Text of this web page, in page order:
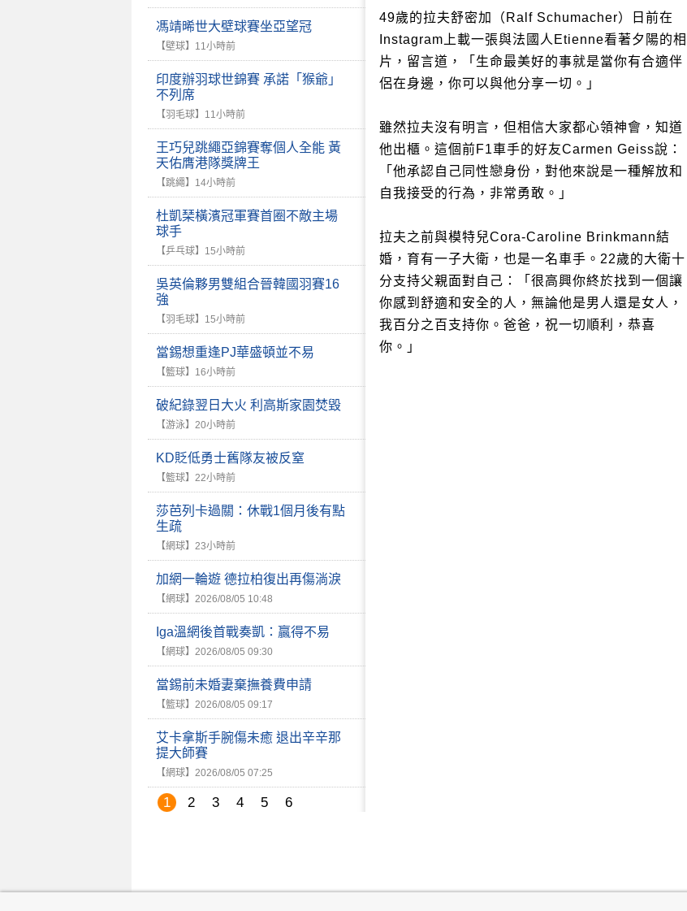
馮靖晞世大壁球賽坐亞望冠
【壁球】 11小時前
印度辦羽球世錦賽 承諾「猴爺」
不列席
【羽毛球】 11小時前
王巧兒跳繩亞錦賽奪個人全能 黃
天佑膺港隊獎牌王
【跳繩】 14小時前
杜凱琹橫濱冠軍賽首圈不敵主場
球手
【乒乓球】 15小時前
吳英倫夥男雙組合晉韓國羽賽16
強
【羽毛球】 15小時前
當錫想重逢PJ華盛頓並不易
【籃球】 16小時前
破紀錄翌日大火 利高斯家園焚毀
【游泳】 20小時前
KD貶低勇士舊隊友被反窒
【籃球】 22小時前
莎芭列卡過關：休戰1個月後有點
生疏
【網球】 23小時前
加網一輪遊 德拉柏復出再傷淌淚
【網球】 2026/08/05 10:48
Iga溫網後首戰奏凱：贏得不易
【網球】 2026/08/05 09:30
當錫前未婚妻棄撫養費申請
【籃球】 2026/08/05 09:17
艾卡拿斯手腕傷未癒 退出辛辛那
提大師賽
【網球】 2026/08/05 07:25
1 2 3 4 5 6
49歲的拉夫舒密加（Ralf Schumacher）日前在
Instagram上載一張與法國人Etienne看著夕陽的相
片，留言道，「生命最美好的事就是當你有合適伴
侶在身邊，你可以與他分享一切。」
雖然拉夫沒有明言，但相信大家都心領神會，知道
他出櫃。這個前F1車手的好友Carmen Geiss說：
「他承認自己同性戀身份，對他來說是一種解放和
自我接受的行為，非常勇敢。」
拉夫之前與模特兒Cora-Caroline Brinkmann結
婚，育有一子大衛，也是一名車手。22歲的大衛十
分支持父親面對自己：「很高興你終於找到一個讓
你感到舒適和安全的人，無論他是男人還是女人，
我百分之百支持你。爸爸，祝一切順利，恭喜
你。」